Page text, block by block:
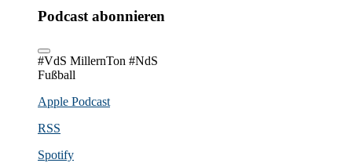
Podcast abonnieren
#VdS MillernTon #NdS
Fußball
Apple Podcast
RSS
Spotify